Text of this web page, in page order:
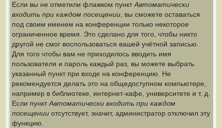
Если вы не отметили флажком пунктАвтоматически
входить при каждом посещении , вы сможете оставаться
под своим именем на конференции только некоторое
ограниченное время. Это сделано для того, чтобы никто
другой не смог воспользоваться вашей учётной записью.
Для того чтобы вам не приходилось вводить имя
пользователя и пароль каждый раз, вы можете выбрать
указанный пункт при входе на конференцию. Не
рекомендуется делать это на общедоступном компьютере,
например в библиотеке, интернет-кафе, университете и т. д.
Если пунктАвтоматически входить при каждом
посещении отсутствует, значит, администратор отключил эту
функцию.